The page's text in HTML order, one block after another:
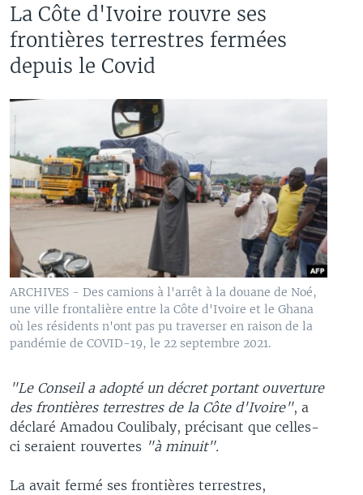
La Côte d'Ivoire rouvre ses
frontières terrestres fermées
depuis le Covid
ARCHIVES - Des camions à l'arrêt à la douane de Noé,
une ville frontalière entre la Côte d'Ivoire et le Ghana
où les résidents n'ont pas pu traverser en raison de la
pandémie de COVID-19, le 22 septembre 2021.
"Le Conseil a adopté un décret portant ouverture
des frontières terrestres de la Côte d'Ivoire", a
déclaré Amadou Coulibaly, précisant que celles-
ci seraient rouvertes "à minuit".
La avait fermé ses frontières terrestres,